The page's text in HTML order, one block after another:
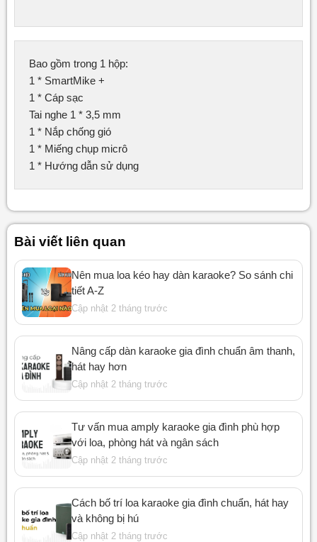
Bao gồm trong 1 hộp:
1 * SmartMike +
1 * Cáp sạc
Tai nghe 1 * 3,5 mm
1 * Nắp chống gió
1 * Miếng chụp micrô
1 * Hướng dẫn sử dụng
Bài viết liên quan
Nên mua loa kéo hay dàn karaoke? So sánh chi
tiết A-Z
Cập nhật 2 tháng trước
Nâng cấp dàn karaoke gia đình chuẩn âm thanh,
hát hay hơn
Cập nhật 2 tháng trước
Tư vấn mua amply karaoke gia đình phù hợp
với loa, phòng hát và ngân sách
Cập nhật 2 tháng trước
Cách bố trí loa karaoke gia đình chuẩn, hát hay
và không bị hú
Cập nhật 2 tháng trước